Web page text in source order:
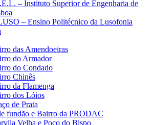
– Instituto Superior de Engenharia de
– Ensino Politécnico da Lusofonia
das Amendoeiras
do Armador
do Condado
Chinês
da Flamenga
dos Lóios
de Prata
fundão e Bairro da PRODAC
Velha e Poço do Bispo